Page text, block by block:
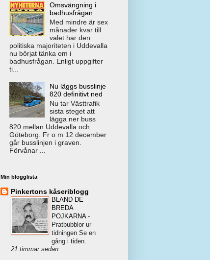
Omsvängning i
badhusfrågan
Med mindre är sex
månader kvar till
valet har den
politiska majoriteten i Uddevalla
nu börjat tänka om i
badhusfrågan. Enligt uppgifter
ti...
Nu läggs busslinje
820 definitivt ned
Nu tar Västtrafik
sista steget att
lägga ner buss
820 mellan Uddevalla och
Göteborg. Fr o m 12 december
går busslinjen i graven.
Förvånar ...
Min blogglista
Pinkertons kåseriblogg
BLAND DE
BREDA
POJKARNA -
Pratbubblor ur
tidningen Se en
gång i tiden.
21 timmar sedan